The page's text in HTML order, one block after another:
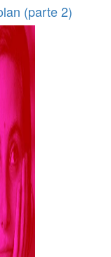
(parte 2)